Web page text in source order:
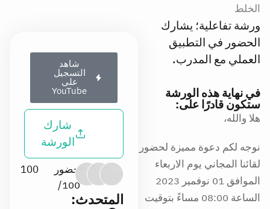
الخلط
ورشة تفاعلية؛ يشارك
الحضور في التطبيق
العملي مع المدرب.
في نهاية هذه الورشة
ستكون قادرًا على:
هلا والله،
نوجه لكم دعوة مميزة لحضور
لقائنا المجاني يوم الاربعاء
الموافق 01 نوفمير 2023
الساعة 08:00 مساءً بتوقيت
شاهد
التسجيل
على
YouTube
شارك
الورشة
حضور
100/
100
المتحدث: